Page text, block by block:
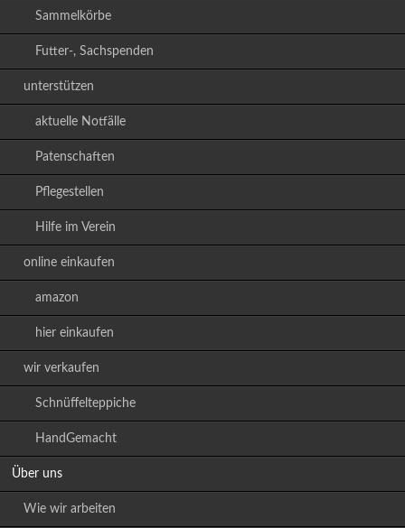
Sammelkörbe
Futter-, Sachspenden
unterstützen
aktuelle Notfälle
Patenschaften
Pflegestellen
Hilfe im Verein
online einkaufen
amazon
hier einkaufen
wir verkaufen
Schnüffelteppiche
HandGemacht
Über uns
Wie wir arbeiten